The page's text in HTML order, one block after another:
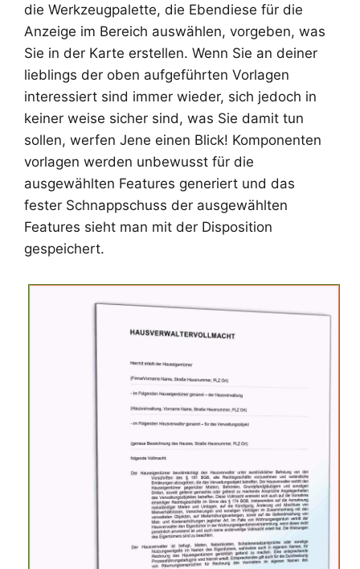
die Werkzeugpalette, die Ebendiese für die
Anzeige im Bereich auswählen, vorgeben, was
Sie in der Karte erstellen. Wenn Sie an deiner
lieblings der oben aufgeführten Vorlagen
interessiert sind immer wieder, sich jedoch in
keiner weise sicher sind, was Sie damit tun
sollen, werfen Jene einen Blick! Komponenten
vorlagen werden unbewusst für die
ausgewählten Features generiert und das
fester Schnappschuss der ausgewählten
Features sieht man mit der Disposition
gespeichert.